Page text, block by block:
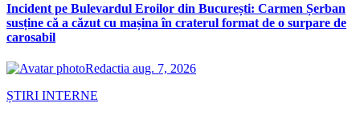
Incident pe Bulevardul Eroilor din București: Carmen Șerban
susține că a căzut cu mașina în craterul format de o surpare de
carosabil
Redactia aug. 7, 2026
ȘTIRI INTERNE